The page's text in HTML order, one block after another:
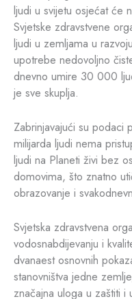
ljudi u svijetu osjećat će
Svjetske zdravstvene
ljudi u zemljama u
upotrebe nedovoljno
dnevno umire 30 000
je sve skuplja.
Zabrinjavajući su podaci
milijarda ljudi nema
ljudi na Planeti živi bez
domovima, što znatno
obrazovanje i
Svjetska zdravstvena
vodosnabdijevanju i
dvanaest osnovnih
stanovništva jedne
značajna uloga u zaštiti i